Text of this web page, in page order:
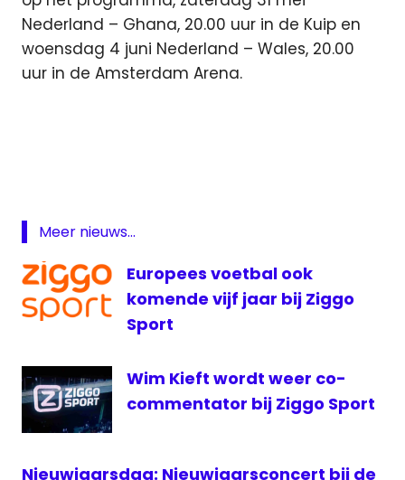
Nederland – Ghana, 20.00 uur in de Kuip en
woensdag 4 juni Nederland – Wales, 20.00
uur in de Amsterdam Arena.
- Ecuador
Nederland
- Ecuador
live
Nederland
live
Oranje
-
live
Meer nieuws...
Europees voetbal ook
komende vijf jaar bij Ziggo
Sport
Wim Kieft wordt weer co-
commentator bij Ziggo Sport
Nieuwjaarsdag: Nieuwjaarsconcert bij de